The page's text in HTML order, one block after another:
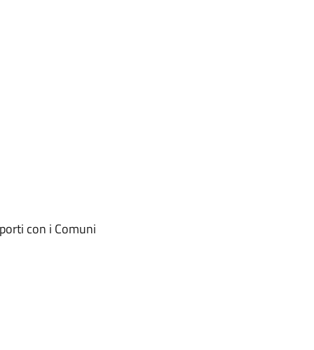
con i Comuni